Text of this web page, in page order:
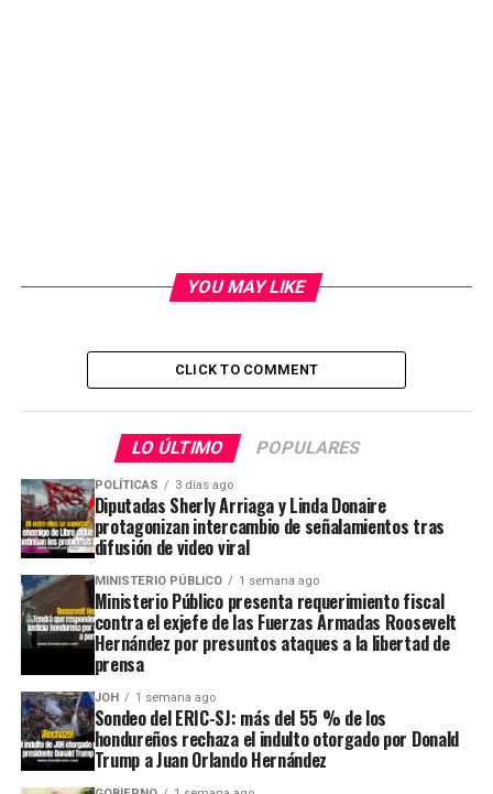
YOU MAY LIKE
CLICK TO COMMENT
LO ÚLTIMO POPULARES
POLÍTICAS 3 días ago
Diputadas Sherly Arriaga y Linda Donaire
protagonizan intercambio de señalamientos tras
difusión de video viral
MINISTERIO PÚBLICO 1 semana ago
Ministerio Público presenta requerimiento fiscal
contra el exjefe de las Fuerzas Armadas Roosevelt
Hernández por presuntos ataques a la libertad de
prensa
JOH 1 semana ago
Sondeo del ERIC-SJ: más del 55 % de los
hondureños rechaza el indulto otorgado por Donald
Trump a Juan Orlando Hernández